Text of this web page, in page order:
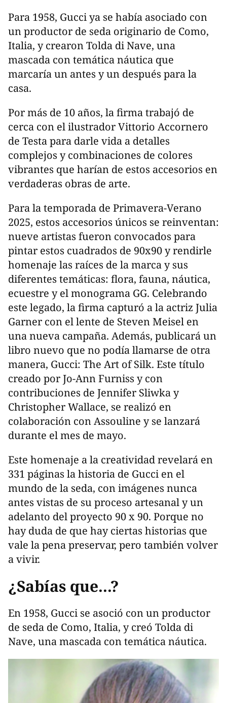
Para 1958, Gucci ya se había asociado con
un productor de seda originario de Como,
Italia, y crearon Tolda di Nave, una
mascada con temática náutica que
marcaría un antes y un después para la
casa.
Por más de 10 años, la firma trabajó de
cerca con el ilustrador Vittorio Accornero
de Testa para darle vida a detalles
complejos y combinaciones de colores
vibrantes que harían de estos accesorios en
verdaderas obras de arte.
Para la temporada de Primavera-Verano
2025, estos accesorios únicos se reinventan:
nueve artistas fueron convocados para
pintar estos cuadrados de 90x90 y rendirle
homenaje las raíces de la marca y sus
diferentes temáticas: flora, fauna, náutica,
ecuestre y el monograma GG. Celebrando
este legado, la firma capturó a la actriz Julia
Garner con el lente de Steven Meisel en
una nueva campaña. Además, publicará un
libro nuevo que no podía llamarse de otra
manera, Gucci: The Art of Silk. Este título
creado por Jo-Ann Furniss y con
contribuciones de Jennifer Sliwka y
Christopher Wallace, se realizó en
colaboración con Assouline y se lanzará
durante el mes de mayo.
Este homenaje a la creatividad revelará en
331 páginas la historia de Gucci en el
mundo de la seda, con imágenes nunca
antes vistas de su proceso artesanal y un
adelanto del proyecto 90 x 90. Porque no
hay duda de que hay ciertas historias que
vale la pena preservar, pero también volver
a vivir.
¿Sabías que...?
En 1958, Gucci se asoció con un productor
de seda de Como, Italia, y creó Tolda di
Nave, una mascada con temática náutica.